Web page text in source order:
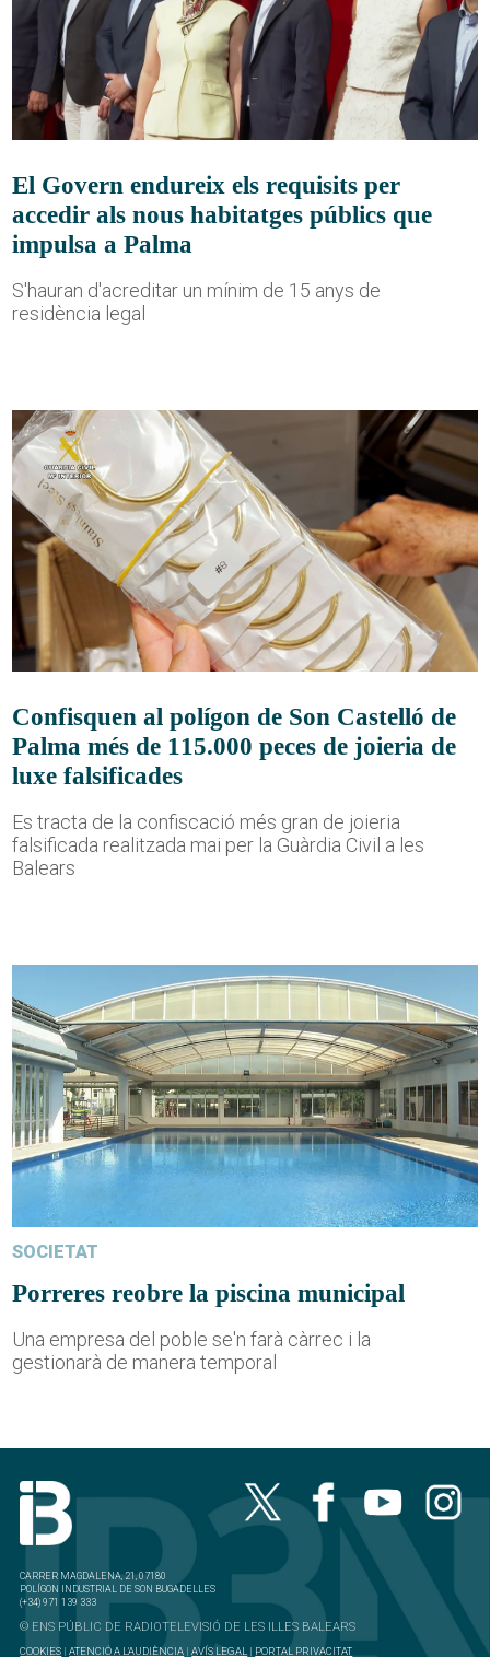
El Govern endureix els requisits per
accedir als nous habitatges públics que
impulsa a Palma
S'hauran d'acreditar un mínim de 15 anys de
residència legal
Confisquen al polígon de Son Castelló de
Palma més de 115.000 peces de joieria de
luxe falsificades
Es tracta de la confiscació més gran de joieria
falsificada realitzada mai per la Guàrdia Civil a les
Balears
SOCIETAT
Porreres reobre la piscina municipal
Una empresa del poble se'n farà càrrec i la
gestionarà de manera temporal
CARRER MAGDALENA, 21, 07180
POLÍGON INDUSTRIAL DE SON BUGADELLES
(+34) 971 139 333
© ENS PÚBLIC DE RADIOTELEVISIÓ DE LES ILLES BALEARS
COOKIES |ATENCIÓ A L'AUDIÈNCIA |AVÍS LEGAL | PORTAL PRIVACITAT